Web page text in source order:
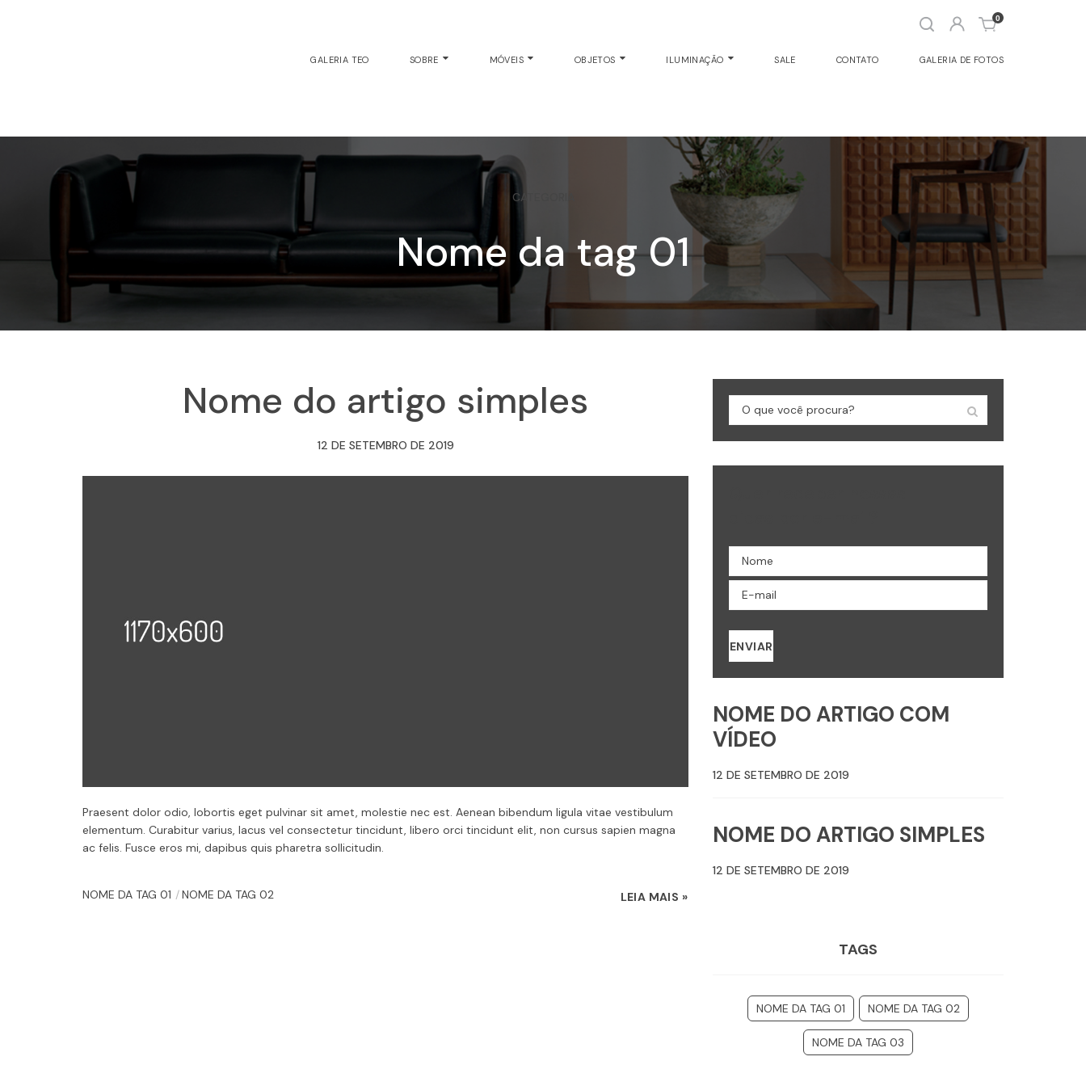
Abrir
busca
0
GALERIA TEO SOBRE MÓVEIS OBJETOS ILUMINAÇÃO SALE CONTATO GALERIA DE FOTOS
CATEGORIA
Nome da tag 01
ENVIAR
NOME DO ARTIGO COM
VÍDEO
12 DE SETEMBRO DE 2019
NOME DO ARTIGO SIMPLES
12 DE SETEMBRO DE 2019
TAGS
NOME DA TAG 01 NOME DA TAG 02
NOME DA TAG 03
Nome do artigo simples
12 DE SETEMBRO DE 2019
Praesent dolor odio, lobortis eget pulvinar sit amet, molestie nec est. Aenean bibendum ligula vitae vestibulum
elementum. Curabitur varius, lacus vel consectetur tincidunt, libero orci tincidunt elit, non cursus sapien magna
ac felis. Fusce eros mi, dapibus quis pharetra sollicitudin.
NOME DA TAG 01 NOME DA TAG 02 LEIA MAIS »